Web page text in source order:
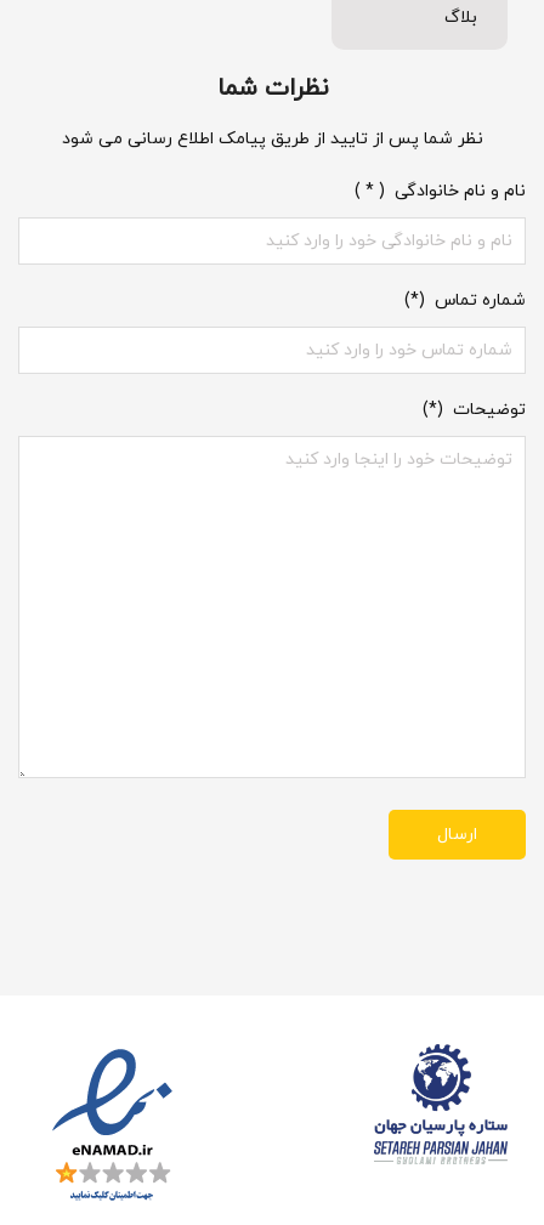
بلاگ
نظرات شما
نظر شما پس از تایید از طریق پیامک اطلاع رسانی می شود
نام و نام خانوادگی ( * )
شماره تماس (*)
توضیحات (*)